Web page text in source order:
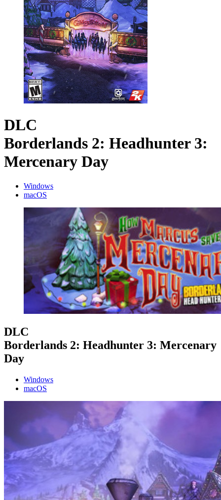
DLC
Borderlands 2: Headhunter 3:
Mercenary Day
Windows
macOS
DLC
Borderlands 2: Headhunter 3: Mercenary
Day
Windows
macOS